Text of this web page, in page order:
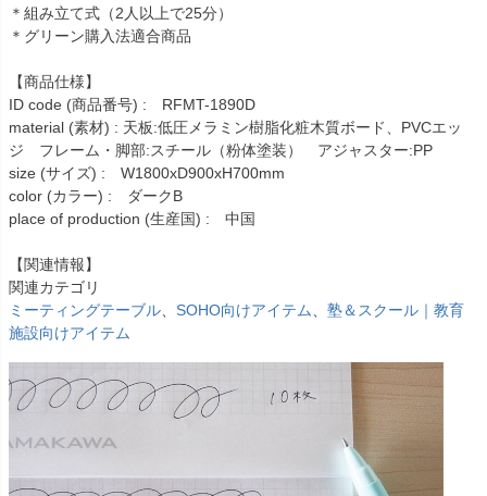
＊組み立て式（2人以上で25分）
＊グリーン購入法適合商品
【商品仕様】
ID code (商品番号) : RFMT-1890D
material (素材) : 天板:低圧メラミン樹脂化粧木質ボード、PVCエッ
ジ フレーム・脚部:スチール（粉体塗装） アジャスター:PP
size (サイズ) : W1800xD900xH700mm
color (カラー) : ダークB
place of production (生産国) : 中国
【関連情報】
関連カテゴリ
ミーティングテーブル
SOHO向けアイテム
塾＆スクール｜教育
施設向けアイテム